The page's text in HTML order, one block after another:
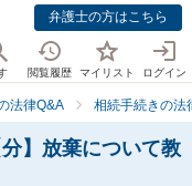
弁護士の方はこちら
閲覧履歴 マイリスト ログイン
法律Q&A 相続手続きの法
】放棄について教